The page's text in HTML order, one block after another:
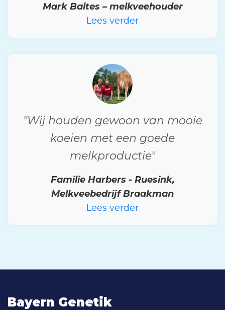
Mark Baltes – melkveehouder
Lees verder
"Wij houden gewoon van mooie
koeien met een goede
melkproductie"
Familie Harbers - Ruesink,
Melkveebedrijf Braakman
Lees verder
Bayern Genetik